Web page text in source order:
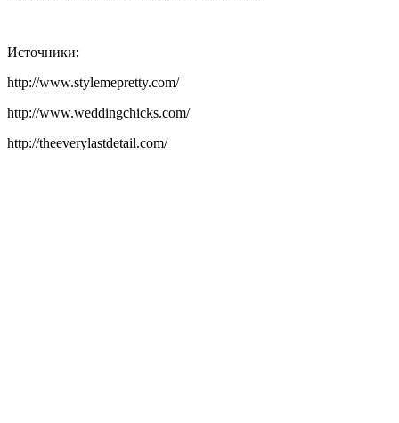
Источники:
http://www.stylemepretty.com/
http://www.weddingchicks.com/
http://theeverylastdetail.com/